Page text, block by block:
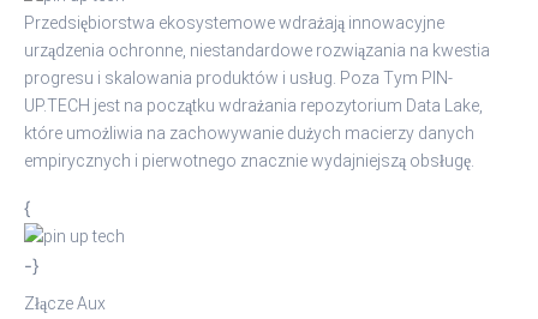
Przedsiębiorstwa ekosystemowe wdrażają innowacyjne
urządzenia ochronne, niestandardowe rozwiązania na kwestia
progresu i skalowania produktów i usług. Poza Tym PIN-
UP.TECH jest na początku wdrażania repozytorium Data Lake,
które umożliwia na zachowywanie dużych macierzy danych
empirycznych i pierwotnego znacznie wydajniejszą obsługę.
{
-}
Złącze Aux